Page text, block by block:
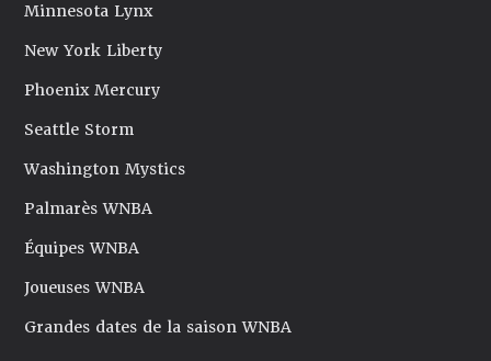
Minnesota Lynx
New York Liberty
Phoenix Mercury
Seattle Storm
Washington Mystics
Palmarès WNBA
Équipes WNBA
Joueuses WNBA
Grandes dates de la saison WNBA